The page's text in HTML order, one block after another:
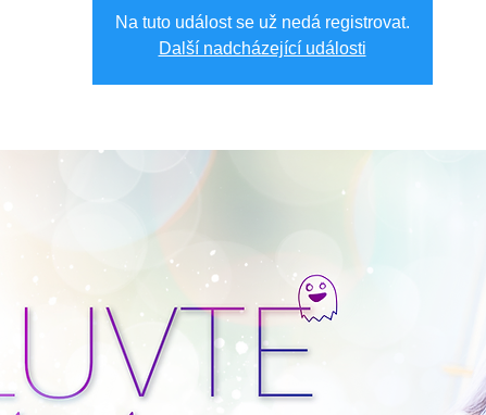
Na tuto událost se už nedá registrovat.
Další nadcházející události